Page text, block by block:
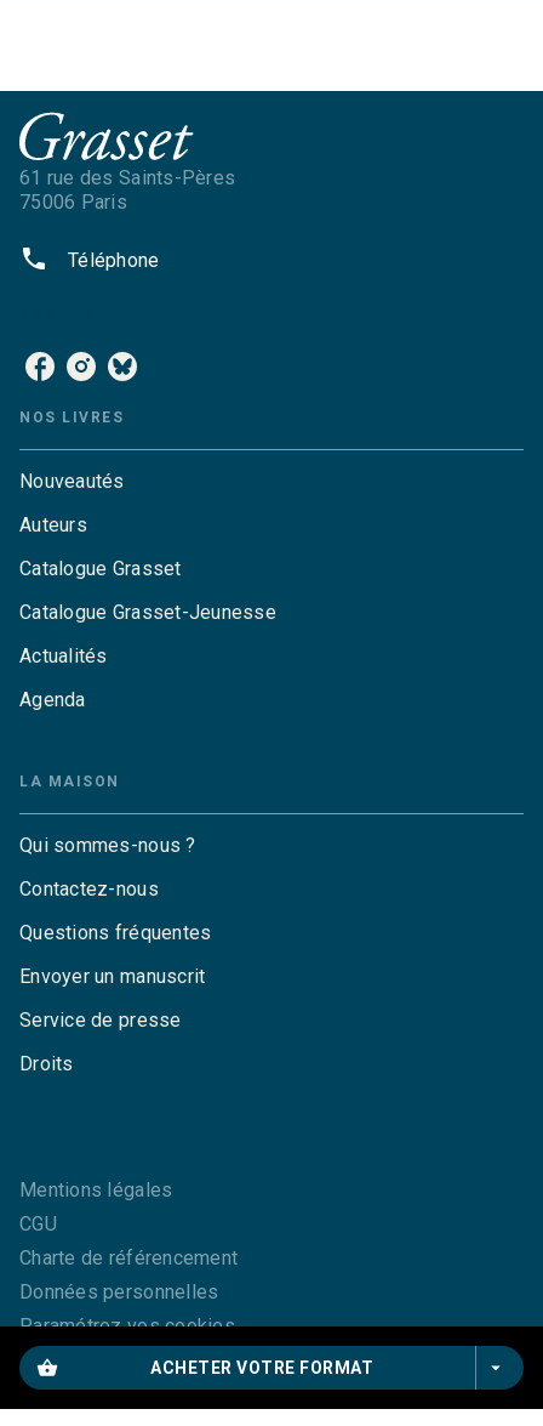
shopping_basket ACHETER VOTRE FORMAT arrow_drop_down
61 rue des Saints-Pères
75006 Paris
phone Téléphone
NOS LIVRES
Nouveautés
Auteurs
Catalogue Grasset
Catalogue Grasset-Jeunesse
Actualités
Agenda
LA MAISON
Qui sommes-nous ?
Contactez-nous
Questions fréquentes
Envoyer un manuscrit
Service de presse
Droits
Mentions légales
CGU
Charte de référencement
Données personnelles
Paramétrez vos cookies